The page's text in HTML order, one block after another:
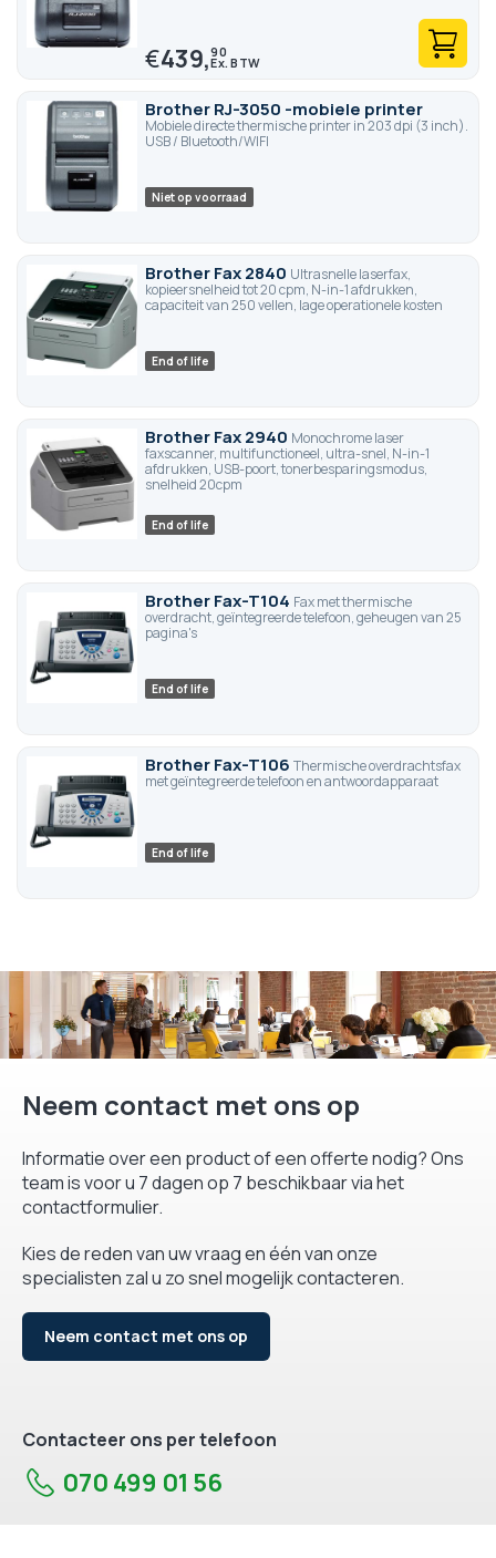
€439,90
Brother RJ-3050 -mobiele printer
Mobiele directe thermische printer in 203 dpi (3 inch).
USB / Bluetooth/WIFI
Niet op voorraad
Brother Fax 2840 Ultrasnelle laserfax,
kopieersnelheid tot 20 cpm, N-in-1 afdrukken,
capaciteit van 250 vellen, lage operationele kosten
End of life
Brother Fax 2940 Monochrome laser
faxscanner, multifunctioneel, ultra-snel, N-in-1
afdrukken, USB-poort, tonerbesparingsmodus,
snelheid 20cpm
End of life
Brother Fax-T104 Fax met thermische
overdracht, geïntegreerde telefoon, geheugen van 25
pagina's
End of life
Brother Fax-T106 Thermische overdrachtsfax
met geïntegreerde telefoon en antwoordapparaat
End of life
Neem contact met ons op
Informatie over een product of een offerte nodig? Ons
team is voor u 7 dagen op 7 beschikbaar via het
contactformulier.
Kies de reden van uw vraag en één van onze
specialisten zal u zo snel mogelijk contacteren.
Neem contact met ons op
Contacteer ons per telefoon
070 499 01 56